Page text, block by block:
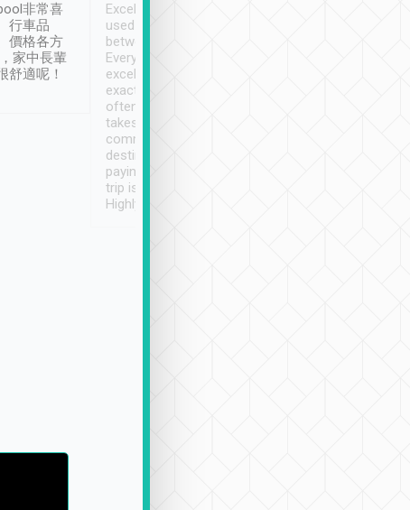
非常喜
行車品
價格各方
家中長輩
舒適呢！
Excellent service. We have
used Tripool to travel
between cities in Taiwan.
Every driver has been
excellent and arrives
exactly on time. As there is
often limited English it
takes the difficulty out of
communicating the
destination details and
paying online prior to the
trip is very convenient.
Highly recommended